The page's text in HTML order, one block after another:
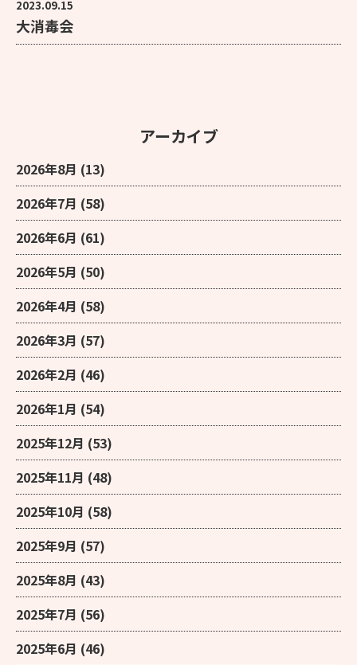
2023.09.15
大消毒会
アーカイブ
2026年8月 (13)
2026年7月 (58)
2026年6月 (61)
2026年5月 (50)
2026年4月 (58)
2026年3月 (57)
2026年2月 (46)
2026年1月 (54)
2025年12月 (53)
2025年11月 (48)
2025年10月 (58)
2025年9月 (57)
2025年8月 (43)
2025年7月 (56)
2025年6月 (46)